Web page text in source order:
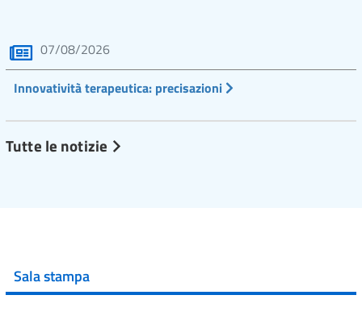
07/08/2026
Innovatività terapeutica: precisazioni
Tutte le notizie
Sala stampa